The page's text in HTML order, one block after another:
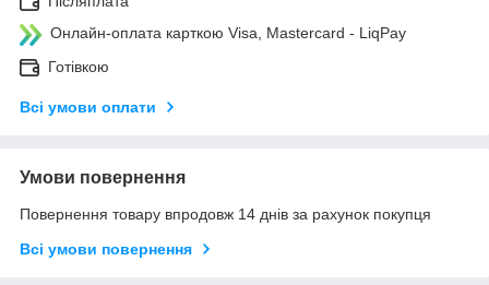
Онлайн-оплата карткою Visa, Mastercard - LiqPay
Готівкою
Всі умови оплати
Умови повернення
Повернення товару впродовж 14 днів за рахунок покупця
Всі умови повернення